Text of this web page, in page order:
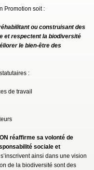
Promotion soit :
ou construisant des
et respectent la biodiversité
le bien-être des
:
de travail
réaffirme sa volonté de
sociale et
ainsi dans une vision
de la biodiversité sont des